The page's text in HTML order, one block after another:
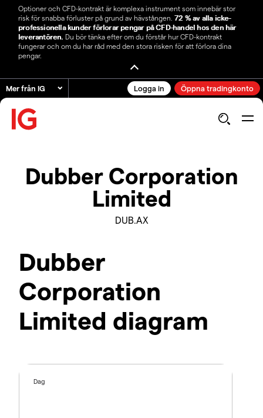
Optioner och CFD-kontrakt är komplexa instrument som innebär stor
risk för snabba förluster på grund av hävstången. 72 % av alla icke-
professionella kunder förlorar pengar på CFD-handel hos den här
leverantören. Du bör tänka efter om du förstår hur CFD-kontrakt
fungerar och om du har råd med den stora risken för att förlora dina
pengar.
Mer från IG Logga in Öppna tradingkonto
Dubber Corporation
Limited
DUB.AX
Dubber
Corporation
Limited diagram
Dag